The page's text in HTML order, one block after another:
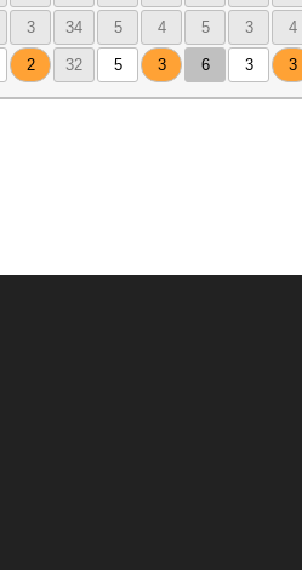
3 34 5 4 5 3 4
2 32 5 3 6 3 3